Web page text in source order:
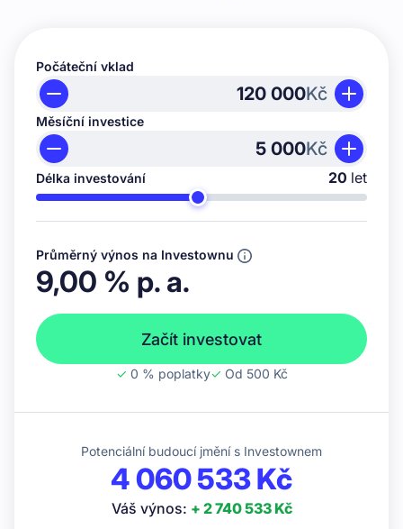
Počáteční vklad
Kč
Měsíční investice
Kč
Délka investování 20 let
Průměrný výnos na Investownu
9,00 % p. a.
Začít investovat
✓ 0 % poplatky✓ Od 500 Kč
Potenciální budoucí jmění s Investownem
4 060 533 Kč
Váš výnos: + 2 740 533 Kč